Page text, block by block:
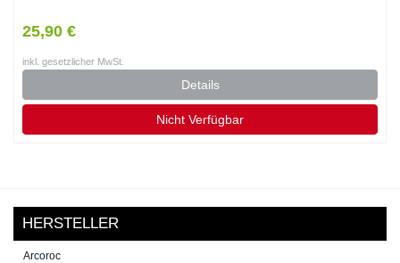
25,90 €
inkl. gesetzlicher MwSt.
Details
Nicht Verfügbar
HERSTELLER
Arcoroc